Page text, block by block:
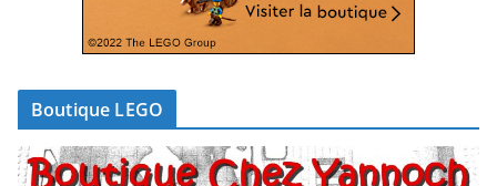
Boutique LEGO